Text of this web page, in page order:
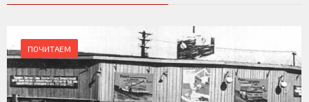
ПОЧИТАЕМ